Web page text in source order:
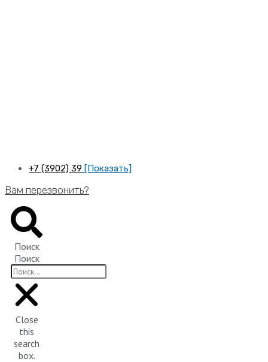
+7 (3902) 39 [Показать]
Вам перезвонить?
Поиск
Поиск
Close
this
search
box.